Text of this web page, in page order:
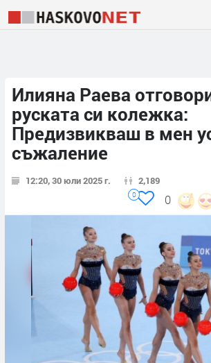
Илияна Раева
руската си колежка:
Предизвикваш в мен
съжаление
12:20, 30 юли 2025 г. 2,189
0
0